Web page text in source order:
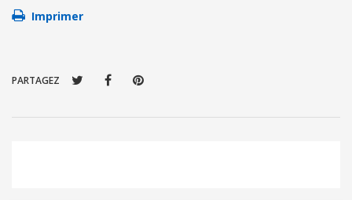
Imprimer
PARTAGEZ